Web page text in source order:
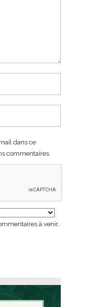
dans ce
commentaires.
à venir.